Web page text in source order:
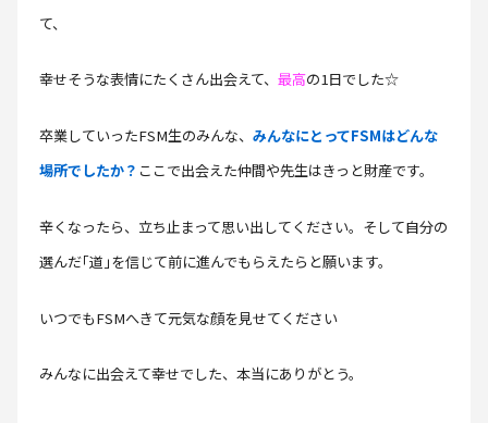
て、
幸せそうな表情にたくさん出会えて、最高の1日でした☆
卒業していったFSM生のみんな、みんなにとってFSMはどんな
場所でしたか？ ここで出会えた仲間や先生はきっと財産です。
辛くなったら、立ち止まって思い出してください。そして自分の
選んだ｢道｣を信じて前に進んでもらえたらと願います。
いつでもFSMへきて元気な顔を見せてください
みんなに出会えて幸せでした、本当にありがとう。